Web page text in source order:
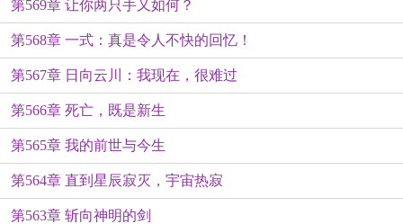
第569章 让你两只手又如何？
第568章 一式：真是令人不快的回忆！
第567章 日向云川：我现在，很难过
第566章 死亡，既是新生
第565章 我的前世与今生
第564章 直到星辰寂灭，宇宙热寂
第563章 斩向神明的剑